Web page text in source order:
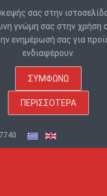
σας στην
γνώμη σας στην χρήση
ενημέρωσή σας για
ενδιαφέρουν.
ΣΥΜΦΩΝΏ
ΠΕΡΙΣΣΌΤΕΡΑ